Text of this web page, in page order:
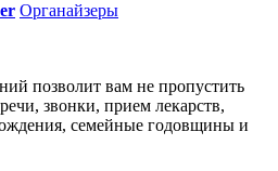
Органайзеры
позволит вам не пропустить
звонки, прием лекарств,
семейные годовщины и